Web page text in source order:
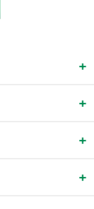
+
+
+
+